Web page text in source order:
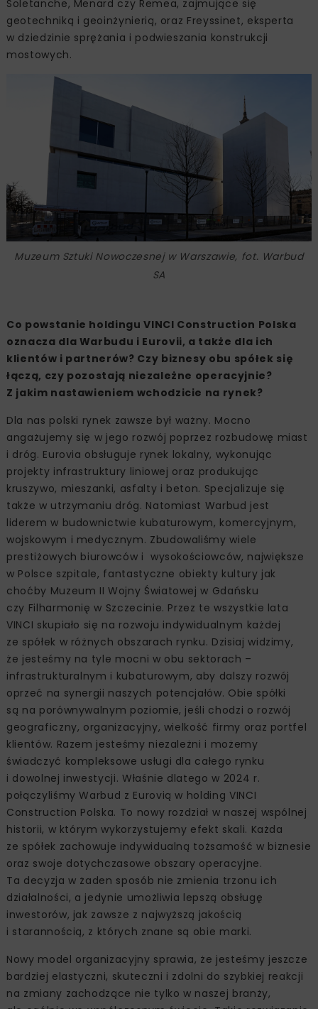
Soletanche, Menard czy Remea, zajmujące się
geotechniką i geoinżynierią, oraz Freyssinet, eksperta
w dziedzinie sprężania i podwieszania konstrukcji
mostowych.
Muzeum Sztuki Nowoczesnej w Warszawie, fot. Warbud
SA
Co powstanie holdingu VINCI Construction Polska
oznacza dla Warbudu i Eurovii, a także dla ich
klientów i partnerów? Czy biznesy obu spółek się
łączą, czy pozostają niezależne operacyjnie?
Z jakim nastawieniem wchodzicie na rynek?
Dla nas polski rynek zawsze był ważny. Mocno
angażujemy się w jego rozwój poprzez rozbudowę miast
i dróg. Eurovia obsługuje rynek lokalny, wykonując
projekty infrastruktury liniowej oraz produkując
kruszywo, mieszanki, asfalty i beton. Specjalizuje się
także w utrzymaniu dróg. Natomiast Warbud jest
liderem w budownictwie kubaturowym, komercyjnym,
wojskowym i medycznym. Zbudowaliśmy wiele
prestiżowych biurowców i wysokościowców, największe
w Polsce szpitale, fantastyczne obiekty kultury jak
choćby Muzeum II Wojny Światowej w Gdańsku
czy Filharmonię w Szczecinie. Przez te wszystkie lata
VINCI skupiało się na rozwoju indywidualnym każdej
ze spółek w różnych obszarach rynku. Dzisiaj widzimy,
że jesteśmy na tyle mocni w obu sektorach –
infrastrukturalnym i kubaturowym, aby dalszy rozwój
oprzeć na synergii naszych potencjałów. Obie spółki
są na porównywalnym poziomie, jeśli chodzi o rozwój
geograficzny, organizacyjny, wielkość firmy oraz portfel
klientów. Razem jesteśmy niezależni i możemy
świadczyć kompleksowe usługi dla całego rynku
i dowolnej inwestycji. Właśnie dlatego w 2024 r.
połączyliśmy Warbud z Eurovią w holding VINCI
Construction Polska. To nowy rozdział w naszej wspólnej
historii, w którym wykorzystujemy efekt skali. Każda
ze spółek zachowuje indywidualną tożsamość w biznesie
oraz swoje dotychczasowe obszary operacyjne.
Ta decyzja w żaden sposób nie zmienia trzonu ich
działalności, a jedynie umożliwia lepszą obsługę
inwestorów, jak zawsze z najwyższą jakością
i starannością, z których znane są obie marki.
Nowy model organizacyjny sprawia, że jesteśmy jeszcze
bardziej elastyczni, skuteczni i zdolni do szybkiej reakcji
na zmiany zachodzące nie tylko w naszej branży,